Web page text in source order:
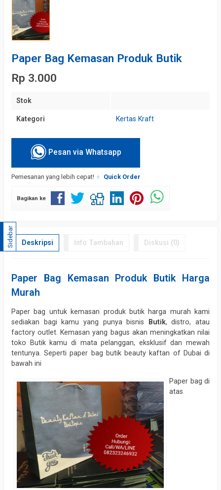
Paper Bag Kemasan Produk Butik
Rp 3.000
Stok
Kategori Kertas Kraft
Pesan via Whatsapp
Pemesanan yang lebih cepat! Quick Order
Bagikan ke
Deskripsi Info Tambahan Diskusi (0)
Paper Bag Kemasan Produk Butik Harga
Murah
Paper bag untuk kemasan produk butik harga murah kami
sediakan bagi kamu yang punya bisnis
Butik, distro, atau
factory outlet. Kemasan yang bagus akan meningkatkan nilai
toko Butik kamu di mata pelanggan, eksklusif dan mewah
tentunya. Seperti paper bag butik beauty kaftan of Dubai di
bawah ini
Paper bag di
atas
Sidebar